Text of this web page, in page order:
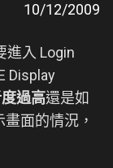
10/12/2009
進入 Login
Display
過高還是如
面的情況，